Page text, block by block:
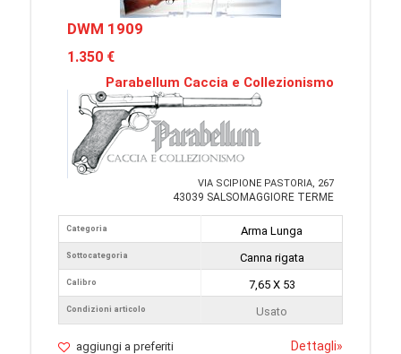
DWM 1909
1.350 €
Parabellum Caccia e Collezionismo
VIA SCIPIONE PASTORIA, 267
43039 SALSOMAGGIORE TERME
Categoria
Sottocategoria
Calibro
Condizioni articolo
Arma Lunga
Canna rigata
7,65 X 53
Usato
aggiungi a preferiti Dettagli»